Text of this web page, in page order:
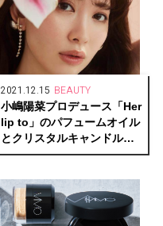
2021.12.15 BEAUTY
小嶋陽菜プロデュース「Her
lip to」のパフュームオイル
とクリスタルキャンドル
に、マグノリアをベースに
入り！